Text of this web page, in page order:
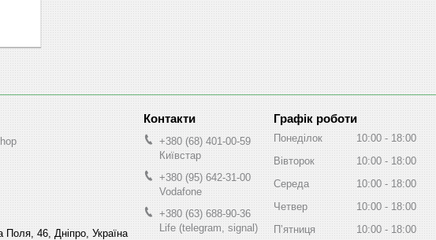
46, Дніпро, Україна
+380 (68) 401-00-59
Київстар
+380 (95) 642-31-00
Vodafone
+380 (63) 688-90-36
Life (telegram, signal)
Графік роботи
Понеділок 10:00
18:00
Вівторок
10:00
18:00
Середа
10:00
18:00
Четвер
10:00
18:00
Пʼятниця
10:00
18:00